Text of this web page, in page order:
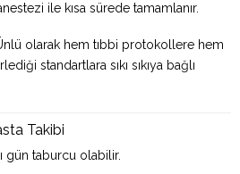
ile kısa sürede tamamlanır.
olarak hem tıbbi protokollere hem
standartlara sıkı sıkıya bağlı
Takibi
gün taburcu olabilir.